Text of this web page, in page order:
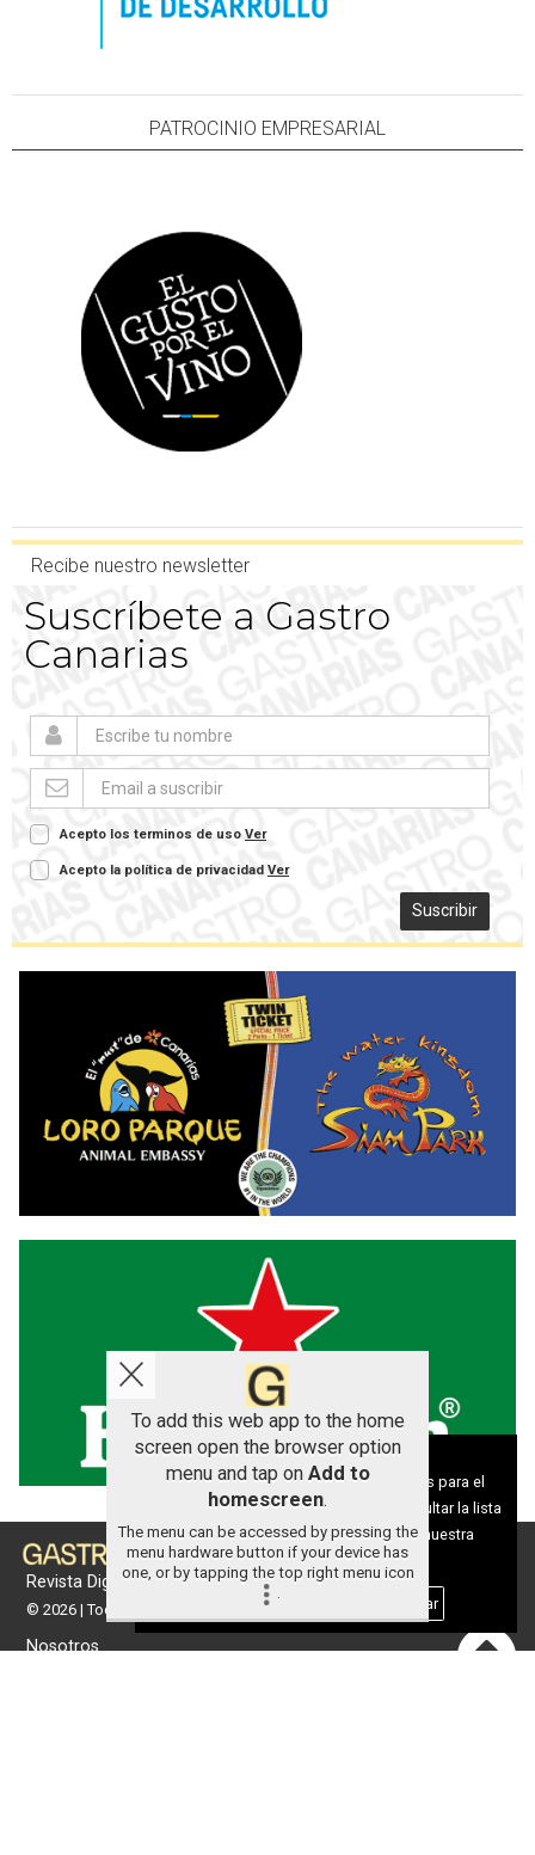
PATROCINIO EMPRESARIAL
Recibe nuestro newsletter
Suscríbete a Gastro
Canarias
Acepto los terminos de uso Ver
Acepto la política de privacidad Ver
Suscribir
Revista Digital de gastronomía
© 2026 | Todos los derechos reservados
Nosotros
To add this web app to the home
screen open the browser option
menu and tap on Add to
homescreen.
The menu can be accessed by pressing the
menu hardware button if your device has
one, or by tapping the top right menu icon
.
Aviso sobre el Uso de cookies:
Utilizamos cookies nuestras y de terceros para el
funcionamiento del digital. Puedes consultar la lista
de cookies y como desconectarlas. Ver nuestra
Política de Privacidad y Cookies
Aceptar Cookies Personalizar